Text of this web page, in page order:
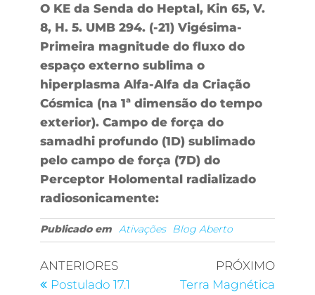
O KE da Senda do Heptal, Kin 65, V.
8, H. 5. UMB 294. (-21) Vigésima-
Primeira magnitude do fluxo do
espaço externo sublima o
hiperplasma Alfa-Alfa da Criação
Cósmica (na 1ª dimensão do tempo
exterior). Campo de força do
samadhi profundo (1D) sublimado
pelo campo de força (7D) do
Perceptor Holomental radializado
radiosonicamente:
Publicado em Ativações Blog Aberto
ANTERIORES
Postulado 17.1
PRÓXIMO
Terra Magnética